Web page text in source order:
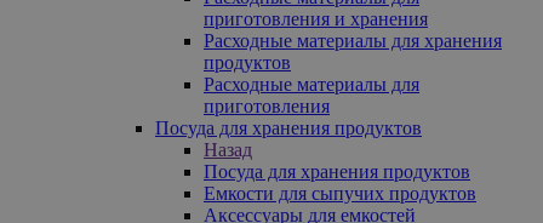
приготовления и хранения
Расходные материалы для хранения
продуктов
Расходные материалы для
приготовления
Посуда для хранения продуктов
Назад
Посуда для хранения продуктов
Емкости для сыпучих продуктов
Аксессуары для емкостей